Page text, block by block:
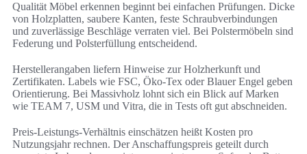
Qualität Möbel erkennen beginnt bei einfachen Prüfungen. Dicke
von Holzplatten, saubere Kanten, feste Schraubverbindungen
und zuverlässige Beschläge verraten viel. Bei Polstermöbeln sind
Federung und Polsterfüllung entscheidend.
Herstellerangaben liefern Hinweise zur Holzherkunft und
Zertifikaten. Labels wie FSC, Öko‑Tex oder Blauer Engel geben
Orientierung. Bei Massivholz lohnt sich ein Blick auf Marken
wie TEAM 7, USM und Vitra, die in Tests oft gut abschneiden.
Preis-Leistungs-Verhältnis einschätzen heißt Kosten pro
Nutzungsjahr rechnen. Der Anschaffungspreis geteilt durch